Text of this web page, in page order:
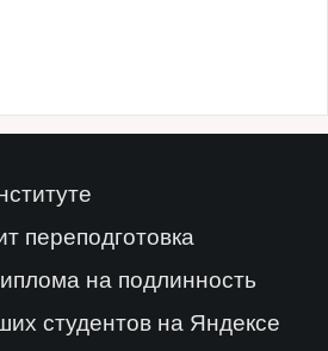
переподготовка
на подлинность
студентов на Яндексе